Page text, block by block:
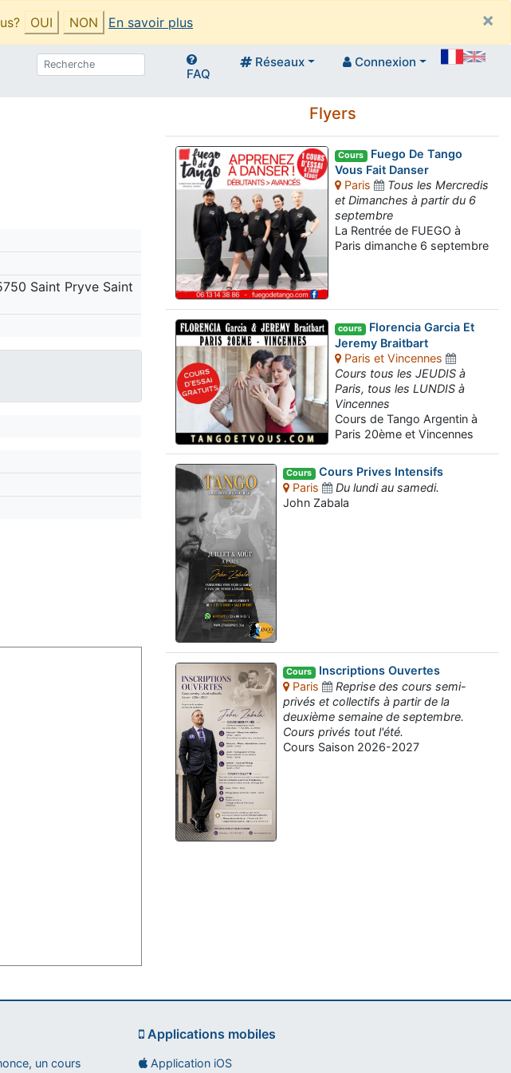
OUI NON En savoir plus
×
FAQ
Réseaux Connexion
Saint Pryve Saint
Flyers
Cours Fuego De Tango
Vous Fait Danser
Paris
Tous les Mercredis
et Dimanches à partir du 6
septembre
La Rentrée de FUEGO à
Paris dimanche 6 septembre
cours Florencia Garcia Et
Jeremy Braitbart
Paris et Vincennes
Cours tous les JEUDIS à
Paris, tous les LUNDIS à
Vincennes
Cours de Tango Argentin à
Paris 20ème et Vincennes
Cours Cours Prives Intensifs
Paris
Du lundi au samedi.
John Zabala
Cours Inscriptions Ouvertes
Paris
Reprise des cours semi-
privés et collectifs à partir de la
deuxième semaine de septembre.
Cours privés tout l'été.
Cours Saison 2026-2027
un cours
Applications mobiles
Application iOS